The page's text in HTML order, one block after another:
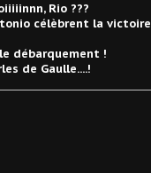
Rio ???
célèbrent la victoire
débarquement !
de Gaulle....!